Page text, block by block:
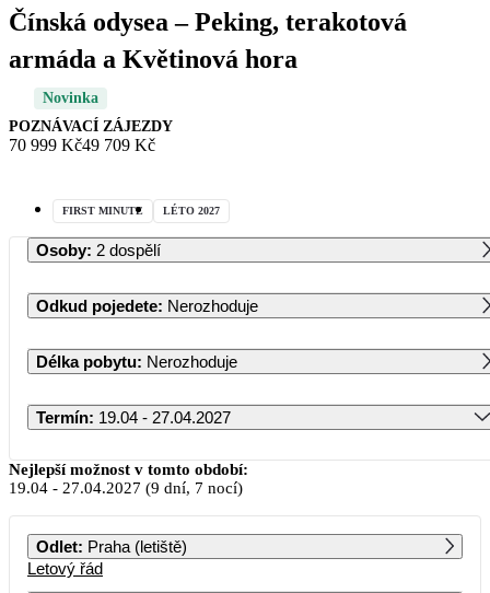
Čínská odysea – Peking, terakotová
armáda a Květinová hora
Novinka
POZNÁVACÍ ZÁJEZDY
70 999 Kč49 709 Kč
FIRST MINUTE LÉTO 2027
Osoby: 2 dospělí
Odkud pojedete: Nerozhoduje
Délka pobytu: Nerozhoduje
Termín: 19.04 - 27.04.2027
Duben 2027
PO ÚT ST ČT PÁ SO NE
Nejlepší možnost v tomto období:
19.04 - 27.04.2027 (9 dní, 7 nocí)
Odlet: Praha (letiště)
Letový řád